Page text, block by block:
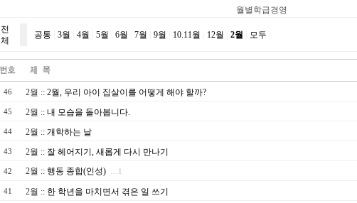
월별학급경영
전
체
공통 3월 4월 5월 6월 7월 9월 10.11월 12월 2월 모두
46 2월 :: 2월, 우리 아이 집살이를 어떻게 해야 할까?
45 2월 :: 내 모습을 돌아봅니다.
44 2월 :: 개학하는 날
43 2월 :: 잘 헤어지기, 새롭게 다시 만나기
42 2월 :: 행동 종합(인성) …1
41 2월 :: 한 학년을 마치면서 겪은 일 쓰기